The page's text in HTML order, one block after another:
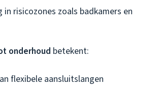
risicozones zoals badkamers en
onderhoud betekent:
flexibele aansluitslangen